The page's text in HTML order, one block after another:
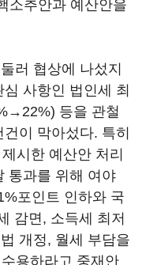
소추안과 예산안을
러 협상에 나섰지
사항인 법인세 최
등을 관철
이 막아섰다. 특히
시한 예산안 처리
통과를 위해 여야
포인트 인하와 국
감면, 소득세 최저
개정, 월세 부담을
용하라고 중재안